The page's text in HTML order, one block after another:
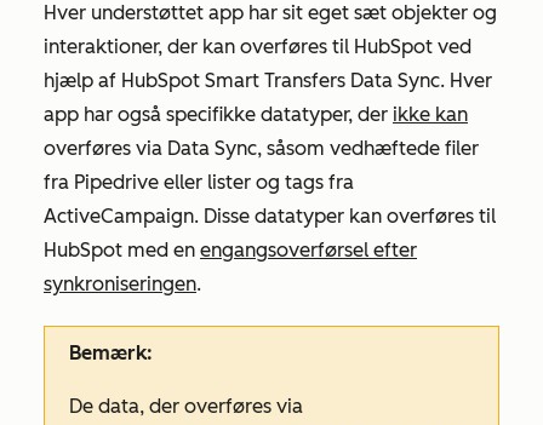
Hver understøttet app har sit eget sæt objekter og
interaktioner, der kan overføres til HubSpot ved
hjælp af HubSpot Smart Transfers Data Sync. Hver
app har også specifikke datatyper, der ikke kan
overføres via Data Sync, såsom vedhæftede filer
fra Pipedrive eller lister og tags fra
ActiveCampaign. Disse datatyper kan overføres til
HubSpot med en engangsoverførsel efter
synkroniseringen.
Bemærk:
De data, der overføres via